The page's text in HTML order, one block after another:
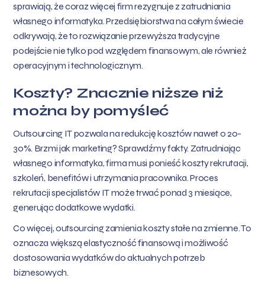
sprawiają, że coraz więcej firm rezygnuje z zatrudniania
własnego informatyka. Przedsiębiorstwa na całym świecie
odkrywają, że to rozwiązanie przewyższa tradycyjne
podejście nie tylko pod względem finansowym, ale również
operacyjnym i technologicznym.
Koszty? Znacznie niższe niż
można by pomyśleć
Outsourcing IT pozwala na redukcję kosztów nawet o 20-
30%. Brzmi jak marketing? Sprawdźmy fakty. Zatrudniając
własnego informatyka, firma musi ponieść koszty rekrutacji,
szkoleń, benefitów i utrzymania pracownika. Proces
rekrutacji specjalistów IT może trwać ponad 3 miesiące,
generując dodatkowe wydatki.
Co więcej, outsourcing zamienia koszty stałe na zmienne. To
oznacza większą elastyczność finansową i możliwość
dostosowania wydatków do aktualnych potrzeb
biznesowych.